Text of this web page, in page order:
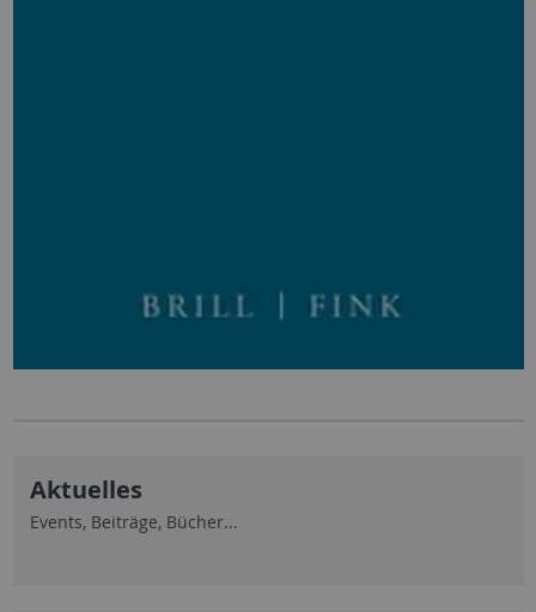
Aktuelles
Events, Beiträge, Bücher...